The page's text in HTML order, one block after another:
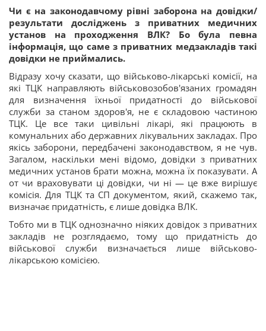
Чи є на законодавчому рівні заборона на довідки/
результати досліджень з приватних медичних
установ на проходження ВЛК? Бо була певна
інформація, що саме з приватних медзакладів такі
довідки не приймались.
Відразу хочу сказати, що військово-лікарські комісії, на
які ТЦК направляють військовозобов'язаних громадян
для визначення їхньої придатності до військової
служби за станом здоров'я, не є складовою частиною
ТЦК. Це все таки цивільні лікарі, які працюють в
комунальних або державних лікувальних закладах. Про
якісь заборони, передбачені законодавством, я не чув.
Загалом, наскільки мені відомо, довідки з приватних
медичних установ брати можна, можна їх показувати. А
от чи враховувати ці довідки, чи ні — це вже вирішує
комісія. Для ТЦК та СП документом, який, скажемо так,
визначає придатність, є лише довідка ВЛК.
Тобто ми в ТЦК однозначно ніяких довідок з приватних
закладів не розглядаємо, тому що придатність до
військової служби визначається лише військово-
лікарською комісією.